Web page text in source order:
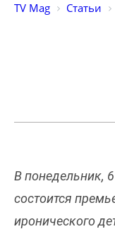
TV Mag Статьи
В понедельник,
состоится
иронического